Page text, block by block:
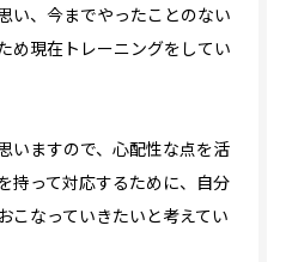
い、今までやったことのない
め現在トレーニングをしてい
いますので、心配性な点を活
持って対応するために、自分
こなっていきたいと考えてい